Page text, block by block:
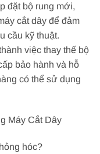
đặt bộ rung mới,
cắt dây để đảm
cầu kỹ thuật.
việc thay thế bộ
bảo hành và hỗ
có thể sử dụng
Máy Cắt Dây
hóc?